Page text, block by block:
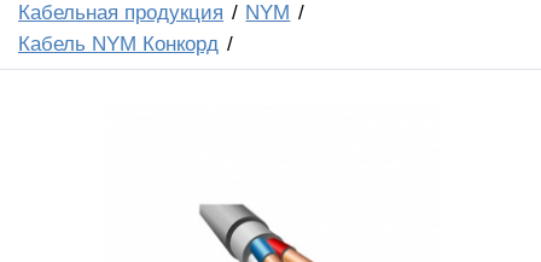
Кабельная продукция
NYM
Кабель NYM Конкорд